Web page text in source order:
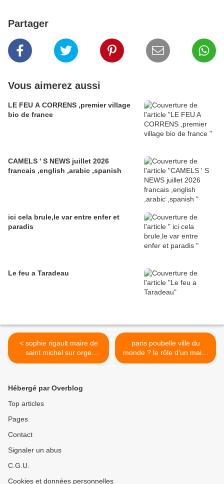
Partager
Vous aimerez aussi
LE FEU A CORRENS ,premier village
bio de france
CAMELS ' S NEWS juillet 2026
francais ,english ,arabic ,spanish
ici cela brule,le var entre enfer et
paradis
Le feu a Taradeau
< sophie rigault maire de
saint michel sur orge
décorée
paris poubelle ville du
monde ? le rôle d'un maire
entre devoir et convictions >
Hébergé par Overblog
Top articles
Pages
Contact
Signaler un abus
C.G.U.
Cookies et données personnelles